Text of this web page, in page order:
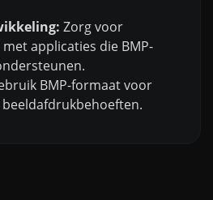
Zorg voor
applicaties die BMP-
BMP-formaat voor